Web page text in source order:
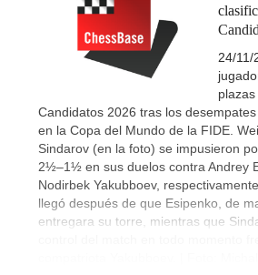
24/11/
Candidatos 2026 tras los
en la Copa del Mundo de la FIDE.
Sindarov (en la foto) se impusieron
2½–1½ en sus duelos contra Andrey
Nodirbek Yakubboev,
llegó después de que Esipenko, de
entregara su torre, mientras que